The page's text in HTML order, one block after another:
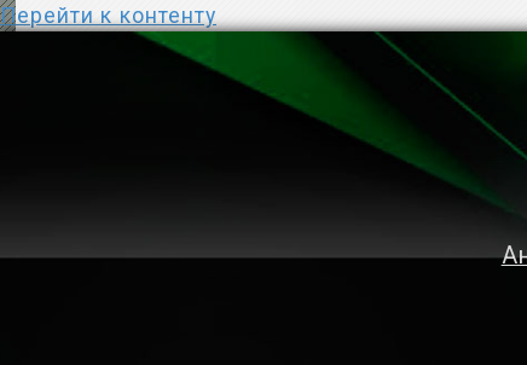
Перейти к контенту